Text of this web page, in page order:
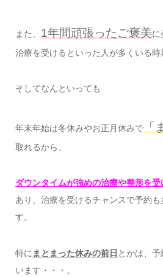
また、 1年間頑張ったご褒美に
治療を受けるといった人が多くいる時
そしてなんといっても
年末年始は冬休みやお正月休みで「
取れるから、
ダウンタイムが強めの治療や整形を
あり、治療を受けるチャンスで予約
す。
特に まとまった休みの前日 とかは、
います・・・。